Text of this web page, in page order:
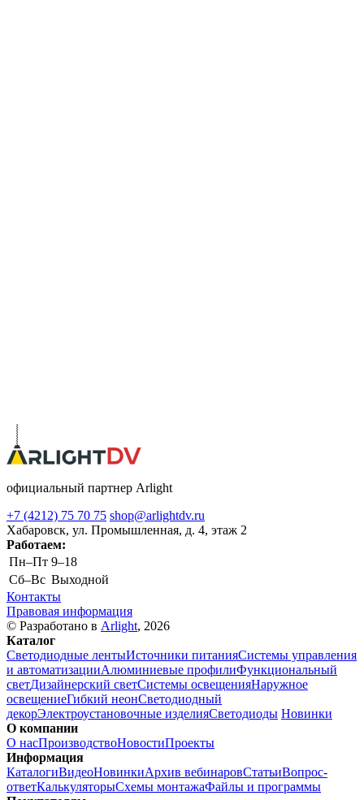
официальный партнер Arlight
+7 (4212) 75 70 75 shop@arlightdv.ru
Хабаровск, ул. Промышленная, д. 4, этаж 2
Работаем:
Пн–Пт 9–18
Cб–Вс Выходной
Контакты
Правовая информация
© Разработано в Arlight, 2026
Каталог
Светодиодные лентыИсточники питанияСистемы управления
и автоматизацииАлюминиевые профилиФункциональный
светДизайнерский светСистемы освещенияНаружное
освещениеГибкий неонСветодиодный
декорЭлектроустановочные изделияСветодиоды Новинки
О компании
О насПроизводствоНовостиПроекты
Информация
КаталогиВидеоНовинкиАрхив вебинаровСтатьиВопрос-
ответКалькуляторыСхемы монтажаФайлы и программы